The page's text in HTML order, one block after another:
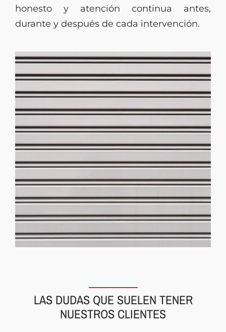
honesto y atención continua antes,
durante y después de cada intervención.
LAS DUDAS QUE SUELEN TENER
NUESTROS CLIENTES